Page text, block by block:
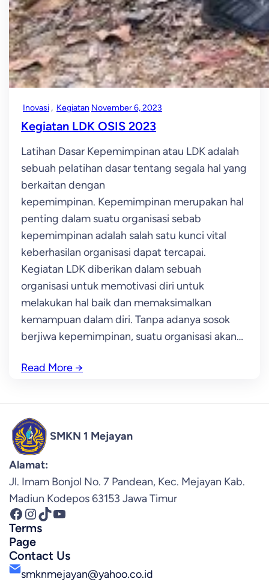
Inovasi , Kegiatan November 6, 2023
Kegiatan LDK OSIS 2023
Latihan Dasar Kepemimpinan atau LDK adalah
sebuah pelatihan dasar tentang segala hal yang
berkaitan dengan
kepemimpinan. Kepemimpinan merupakan hal
penting dalam suatu organisasi sebab
kepemimpinan adalah salah satu kunci vital
keberhasilan organisasi dapat tercapai.
Kegiatan LDK diberikan dalam sebuah
organisasi untuk memotivasi diri untuk
melakukan hal baik dan memaksimalkan
kemampuan dalam diri. Tanpa adanya sosok
berjiwa kepemimpinan, suatu organisasi akan…
Read More →
SMKN 1 Mejayan
Alamat:
Jl. Imam Bonjol No. 7 Pandean, Kec. Mejayan Kab.
Madiun Kodepos 63153 Jawa Timur
Facebook InstagramTikTok YouTube
Terms
Page
Contact Us
smknmejayan@yahoo.co.id